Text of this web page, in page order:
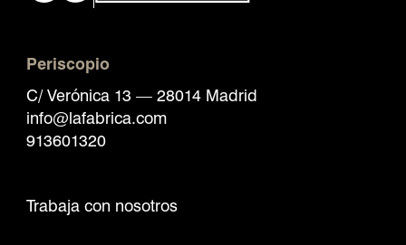
Periscopio
C/ Verónica 13 — 28014 Madrid
info@lafabrica.com
913601320
Trabaja con nosotros